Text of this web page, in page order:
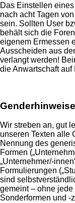
Das Einstellen
nach acht Tagen
sein. Sollten User
behält sich die
eigenem Ermessen
Ausscheiden aus
verlangt werden!
die Anwartschaft auf
Wir streben an, gut
unseren Texten alle
Nennung des
Formen
„Unternehmer/-
Formulierungen
sind
gemeint – ohne
Sonderformen und -